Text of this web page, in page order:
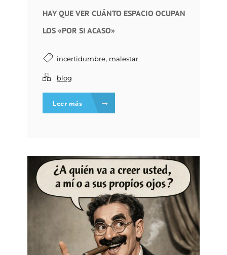
HAY QUE VER CUÁNTO ESPACIO OCUPAN
LOS «POR SI ACASO»
incertidumbre, malestar
blog
Leer más